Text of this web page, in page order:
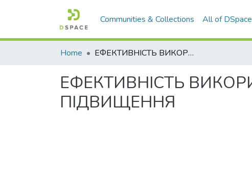
Communities & Collections All of DSpace
Home ЕФЕКТИВНІСТЬ ВИКОРИСТАННЯ ОСНОВНИХ ЗАСОБІВ ТА ШЛЯХИ ЇЇ ПІДВИЩЕННЯ
ЕФЕКТИВНІСТЬ
ПІДВИЩЕННЯ